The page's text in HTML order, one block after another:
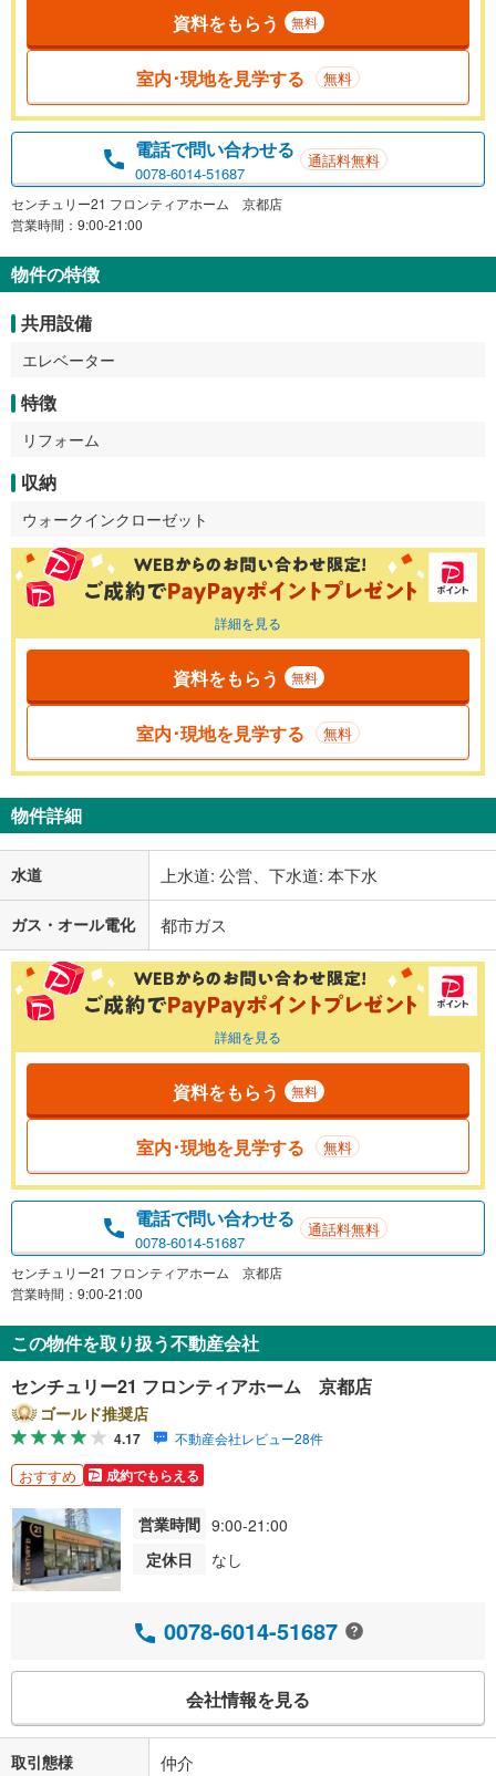
資料をもらう 無料
室内･現地を見学する 無料
電話で問い合わせる
0078-6014-51687
通話料無料
センチュリー21 フロンティアホーム 京都店
営業時間：9:00-21:00
物件の特徴
共用設備
エレベーター
特徴
リフォーム
収納
ウォークインクローゼット
詳細を見る
資料をもらう 無料
室内･現地を見学する 無料
物件詳細
水道 上水道: 公営、下水道: 本下水
ガス・オール電化 都市ガス
詳細を見る
資料をもらう 無料
室内･現地を見学する 無料
電話で問い合わせる
0078-6014-51687
通話料無料
センチュリー21 フロンティアホーム 京都店
営業時間：9:00-21:00
この物件を取り扱う不動産会社
センチュリー21 フロンティアホーム 京都店
ゴールド推奨店
4.17 不動産会社レビュー28件
おすすめ 成約でもらえる
営業時間 9:00-21:00
定休日
なし
0078-6014-51687
会社情報を見る
取引態様 仲介